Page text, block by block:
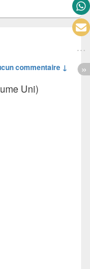
commentaire ↓
Uni)